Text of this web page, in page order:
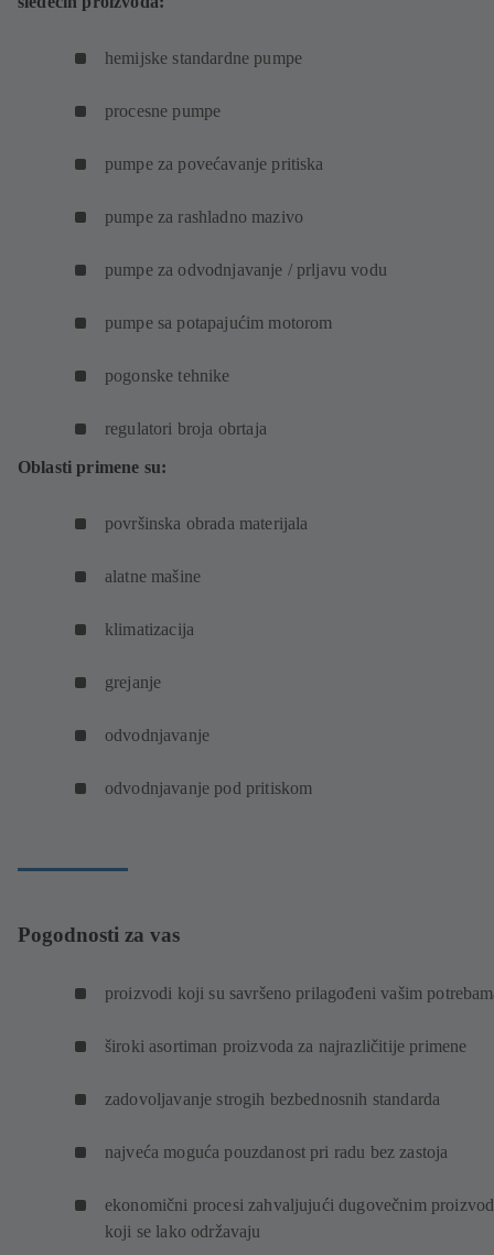
hemijske standardne pumpe
procesne pumpe
pumpe za povećavanje pritiska
pumpe za rashladno mazivo
pumpe za odvodnjavanje / prljavu vodu
pumpe sa potapajućim motorom
pogonske tehnike
regulatori broja obrtaja
Oblasti primene su:
površinska obrada materijala
alatne mašine
klimatizacija
grejanje
odvodnjavanje
odvodnjavanje pod pritiskom
Pogodnosti za vas
proizvodi koji su savršeno prilagođeni vašim
široki asortiman proizvoda za najrazličitije primene
zadovoljavanje strogih bezbednosnih standarda
najveća moguća pouzdanost pri radu bez zastoja
ekonomični procesi zahvaljujući dugovečnim
koji se lako održavaju